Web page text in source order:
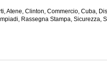
Atene, Clinton, Commercio, Cuba,
Rassegna Stampa, Sicurezza,